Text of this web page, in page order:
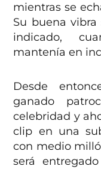
mientras se
Su buena
indicado,
mantenía en
Desde
ganado
celebridad y
clip en una
con medio
será